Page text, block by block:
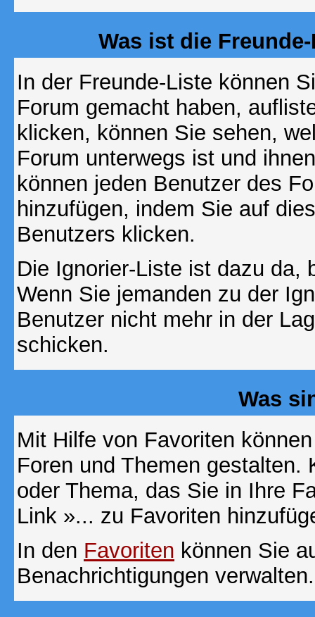
Was ist die
In der Freunde-Liste können
Forum gemacht haben,
klicken, können Sie sehen,
Forum unterwegs ist und
können jeden Benutzer des
hinzufügen, indem Sie auf
Benutzers klicken.
Die Ignorier-Liste ist dazu da,
Wenn Sie jemanden zu der
Benutzer nicht mehr in der
schicken.
Was
Mit Hilfe von Favoriten
Foren und Themen
oder Thema, das Sie in Ihre
Link »... zu Favoriten
In den Favoriten können Sie
Benachrichtigungen verwalten.